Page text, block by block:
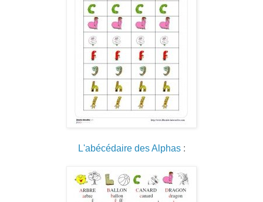
L'abécédaire des Alphas: